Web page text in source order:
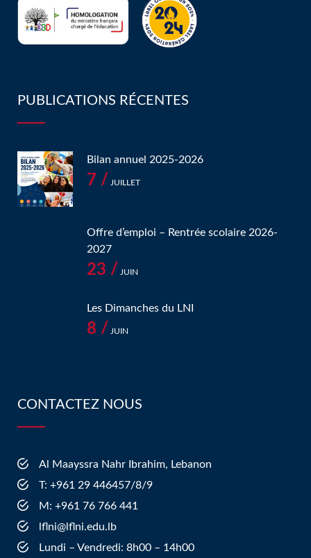
PUBLICATIONS RÉCENTES
Bilan annuel 2025-2026
7 / JUILLET
Offre d’emploi – Rentrée scolaire 2026-
2027
23 / JUIN
Les Dimanches du LNI
8 / JUIN
CONTACTEZ NOUS
Al Maayssra Nahr Ibrahim, Lebanon
​T: +961 29 446457/8/9
​M: +961 76 766 441
lflni@lflni.edu.lb
Lundi – Vendredi: 8h00 – 14h00